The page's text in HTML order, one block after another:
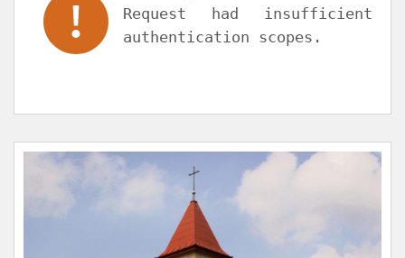
Request had insufficient
authentication scopes.